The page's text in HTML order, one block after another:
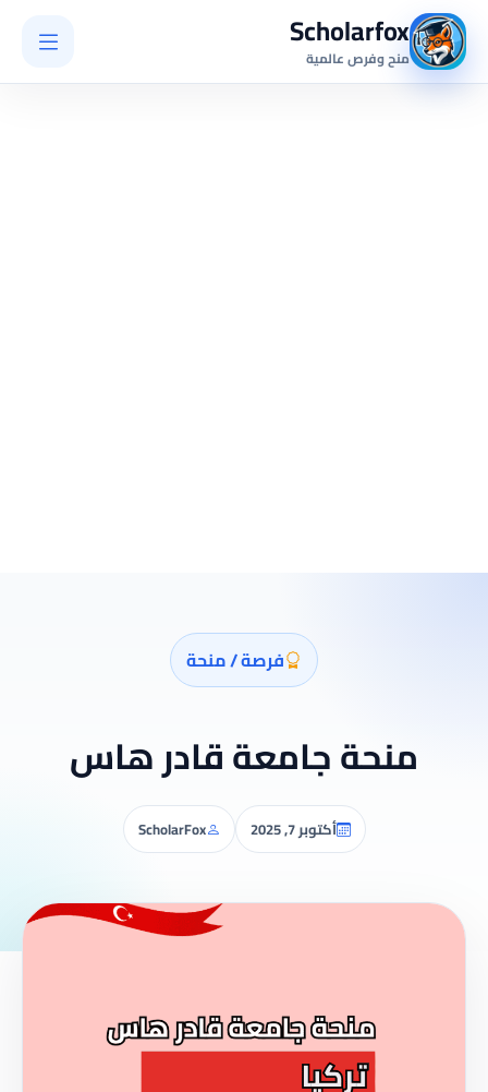
Scholarfox
منح وفرص عالمية
فرصة / منحة
منحة جامعة قادر هاس
أكتوبر 7, 2025 ScholarFox